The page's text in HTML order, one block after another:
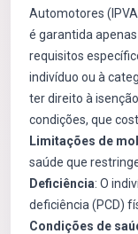
Automotores
é garantida
requisitos
indivíduo ou à
ter direito à
condições, que
Limitações de
saúde que
Deficiência: O
deficiência (PCD)
Condições de